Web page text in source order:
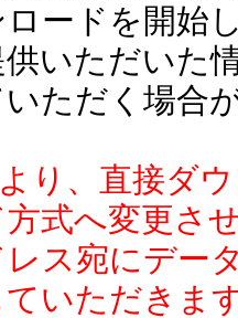
ードを開始
いただいた
ただく場合
り、直接ダ
式へ変更さ
レス宛にデー
いただきま